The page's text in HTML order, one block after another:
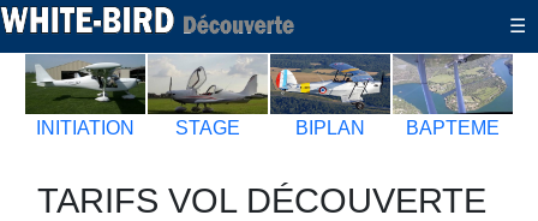
-
☰
INITIATION STAGE BIPLAN BAPTEME
TARIFS VOL DÉCOUVERTE